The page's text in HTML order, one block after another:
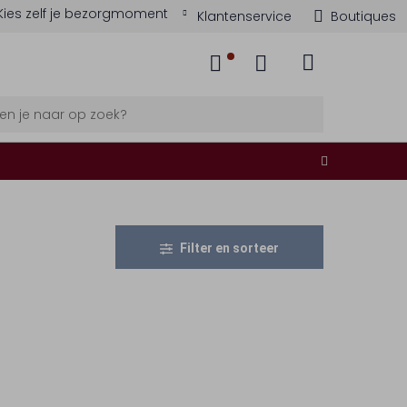
zelf je bezorgmoment Klantenservice Boutiques
Filter en sorteer